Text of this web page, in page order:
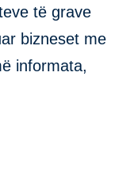
të grave
bizneset me
informata,